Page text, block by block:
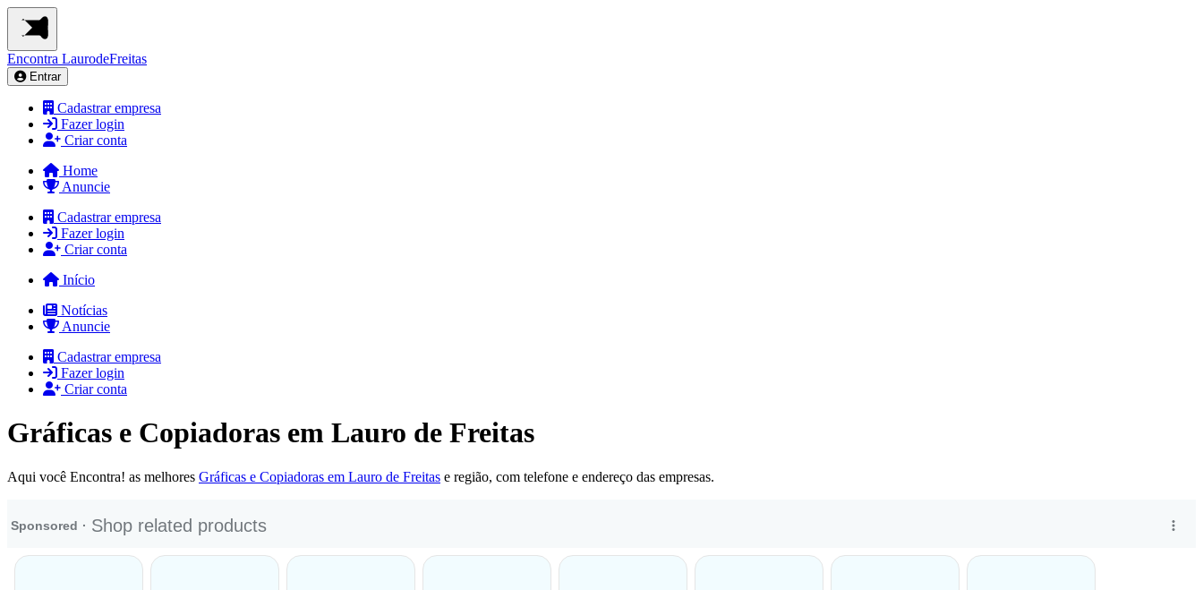
Encontra LaurodeFreitas
Entrar
Cadastrar empresa
Fazer login
Criar conta
Home
Anuncie
Cadastrar empresa
Fazer login
Criar conta
Início
Notícias
Anuncie
Cadastrar empresa
Fazer login
Criar conta
Gráficas e Copiadoras em Lauro de Freitas
Aqui você Encontra! as melhores Gráficas e Copiadoras em Lauro de Freitas e região, com telefone e endereço das empresas.